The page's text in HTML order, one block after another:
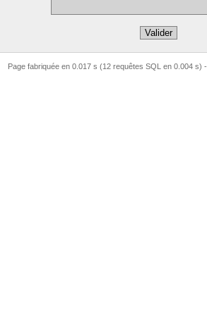
Page fabriquée en 0.017 s (12 requêtes SQL en 0.004 s) -